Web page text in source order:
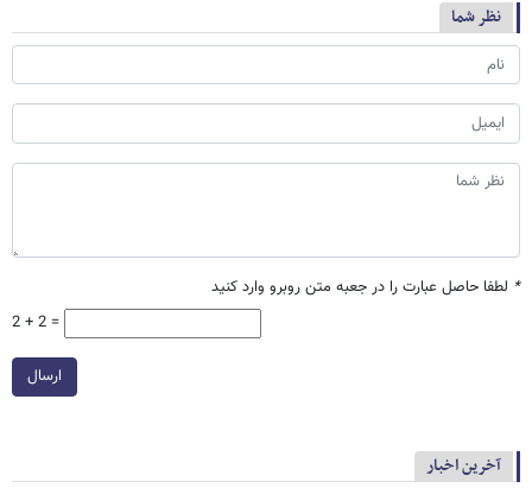
نظر شما
* لطفا حاصل عبارت را در جعبه متن روبرو وارد کنید
2 + 2 =
ارسال
آخرین اخبار